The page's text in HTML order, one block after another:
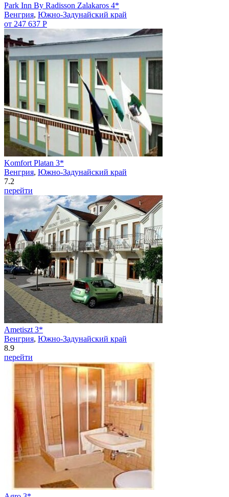
Park Inn By Radisson Zalakaros 4*
Венгрия, Южно-Задунайский край
от 247 637 Р
Komfort Platan 3*
Венгрия, Южно-Задунайский край
7.2
перейти
Ametiszt 3*
Венгрия, Южно-Задунайский край
8.9
перейти